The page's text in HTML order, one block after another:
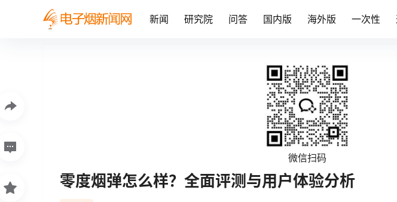
新闻 研究院 问答 国内版 海外版 一次性
微信扫码
零度烟弹怎么样？全面评测与用户体验分析